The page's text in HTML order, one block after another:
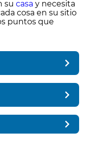
su casa y necesita
cosa en su sitio
puntos que